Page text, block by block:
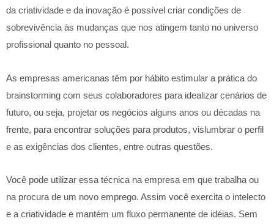
da criatividade e da inovação é possível criar condições de
sobrevivência às mudanças que nos atingem tanto no universo
profissional quanto no pessoal.
As empresas americanas têm por hábito estimular a prática do
brainstorming com seus colaboradores para idealizar cenários de
futuro, ou seja, projetar os negócios alguns anos ou décadas na
frente, para encontrar soluções para produtos, vislumbrar o perfil
e as exigências dos clientes, entre outras questões.
Você pode utilizar essa técnica na empresa em que trabalha ou
na procura de um novo emprego. Assim você exercita o intelecto
e a criatividade e mantém um fluxo permanente de idéias. Sem